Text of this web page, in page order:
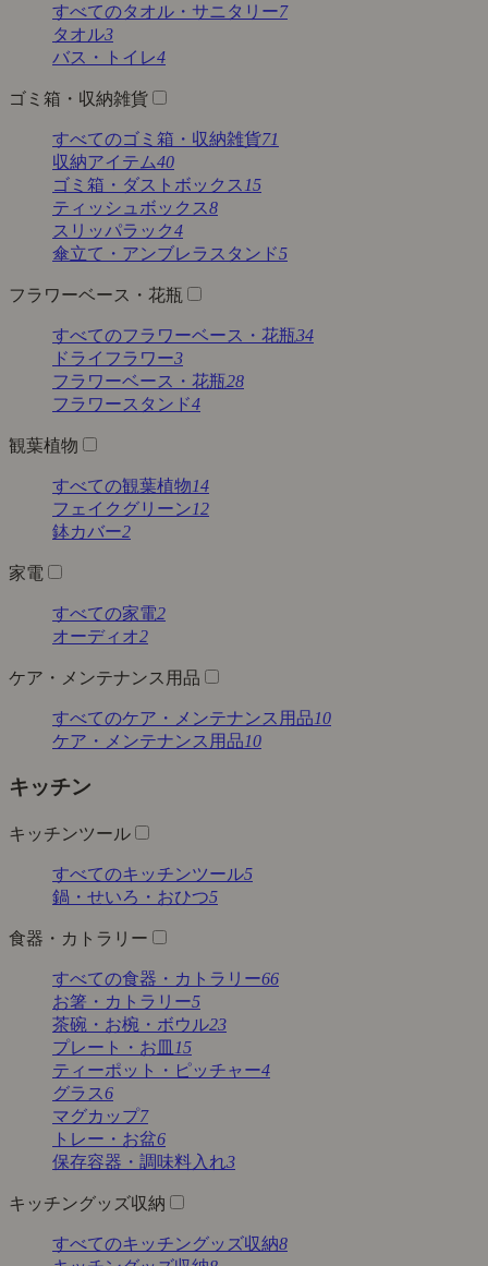
すべてのタオル・サニタリー7
タオル3
バス・トイレ4
ゴミ箱・収納雑貨
すべてのゴミ箱・収納雑貨71
収納アイテム40
ゴミ箱・ダストボックス 15
ティッシュボックス8
スリッパラック4
傘立て・アンブレラスタンド5
フラワーベース・花瓶
すべてのフラワーベース・花瓶34
ドライフラワー3
フラワーベース・花瓶28
フラワースタンド4
観葉植物
すべての観葉植物14
フェイクグリーン12
鉢カバー2
家電
すべての家電2
オーディオ2
ケア・メンテナンス用品
すべてのケア・メンテナンス用品10
ケア・メンテナンス用品10
キッチン
キッチンツール
すべてのキッチンツール5
鍋・せいろ・おひつ5
食器・カトラリー
すべての食器・カトラリー66
お箸・カトラリー5
茶碗・お椀・ボウル23
プレート・お皿 15
ティーポット・ピッチャー4
グラス6
マグカップ7
トレー・お盆6
保存容器・調味料入れ3
キッチングッズ収納
すべてのキッチングッズ収納8